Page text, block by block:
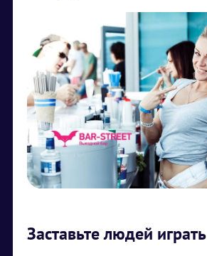
Заставьте людей играть